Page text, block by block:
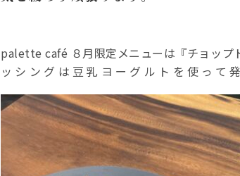
palette café ８月限定メニューは『チョッ
ッシングは豆乳ヨーグルトを使って